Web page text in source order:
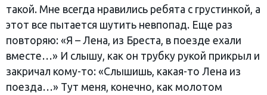
такой. Мне всегда нравились ребята с грустинкой, а
этот все пытается шутить невпопад. Еще раз
повторяю: «Я – Лена, из Бреста, в поезде ехали
вместе…» И слышу, как он трубку рукой прикрыл и
закричал кому-то: «Слышишь, какая-то Лена из
поезда…» Тут меня, конечно, как молотом